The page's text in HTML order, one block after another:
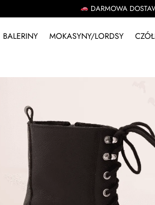
DARMOWA
BALERINY MOKASYNY/LORDSY